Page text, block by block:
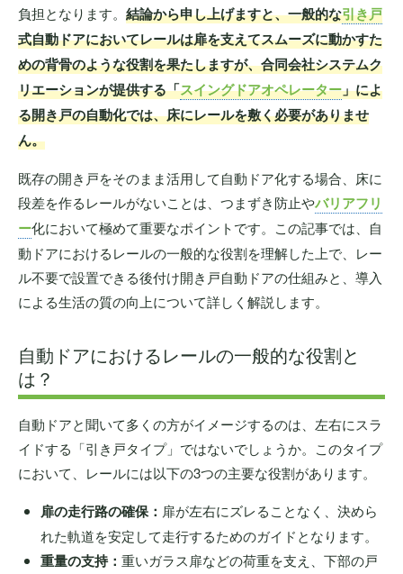
負担となります。 結論から申し上げますと、一般的な引き戸
式自動ドアにおいてレールは扉を支えてスムーズに動かすた
めの背骨のような役割を果たしますが、合同会社システムク
リエーションが提供する「スイングドアオペレーター」によ
る開き戸の自動化では、床にレールを敷く必要がありませ
ん。
既存の開き戸をそのまま活用して自動ドア化する場合、床に
段差を作るレールがないことは、つまずき防止やバリアフリ
ー化において極めて重要なポイントです。この記事では、自
動ドアにおけるレールの一般的な役割を理解した上で、レー
ル不要で設置できる後付け開き戸自動ドアの仕組みと、導入
による生活の質の向上について詳しく解説します。
自動ドアにおけるレールの一般的な役割と
は？
自動ドアと聞いて多くの方がイメージするのは、左右にスラ
イドする「引き戸タイプ」ではないでしょうか。このタイプ
において、レールには以下の3つの主要な役割があります。
扉の走行路の確保： 扉が左右にズレることなく、決めら
れた軌道を安定して走行するためのガイドとなります。
重量の支持： 重いガラス扉などの荷重を支え、下部の戸